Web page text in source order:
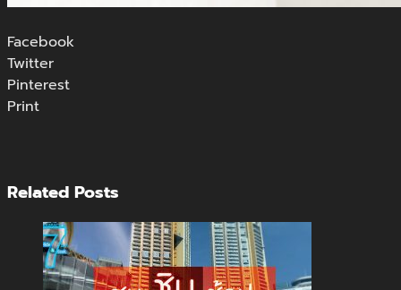
Facebook
Twitter
Pinterest
Print
Related Posts